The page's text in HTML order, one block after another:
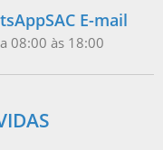
SAC E-mail
08:00 às 18:00